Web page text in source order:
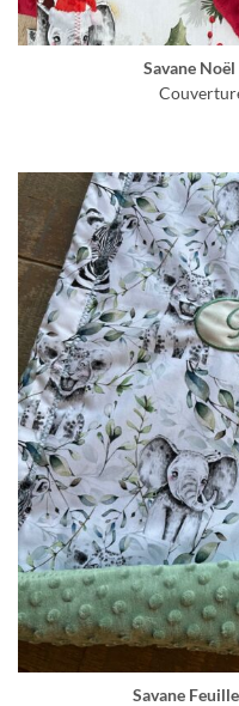
Savane
Savane